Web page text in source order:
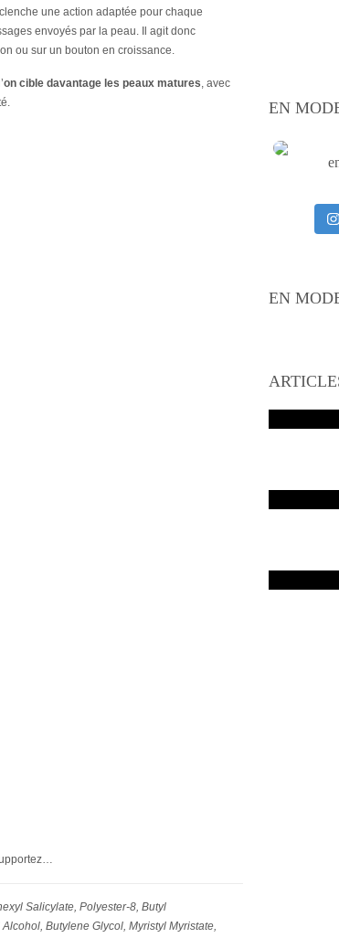
une action adaptée pour chaque
envoyés par la peau. Il agit donc
ou sur un bouton en croissance.
on cible davantage les peaux matures, avec
Salicylate, Polyester-8, Butyl
Butylene Glycol, Myristyl Myristate,
EN
EN